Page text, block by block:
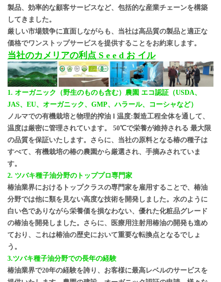
製品、効率的な顧客サービスなど、包括的な産業チェーンを構築
してきました。
厳しい市場競争に直面しながらも、当社は高品質の製品と適正な
価格でワンストップサービスを提供することをお約束します。
当社のカメリアの利点 S e e d お イル
1. オーガニック（野生のものも含む）農園 エコ認証（USDA、
JAS、EU、オーガニック、GMP、ハラール、コーシャなど）
ノルマでの有機栽培と物理的搾油 l 温度:製造工程全体を通して、
温度は厳密に管理されています。 50℃で栄養が維持される 最大限
の品質を保証いたします。さらに、当社の原料となる椿の種子は
すべて、有機栽培の椿の農園から厳選され、手摘みされていま
す。
2. ツバキ種子油分野のトッププロ専門家
椿油業界におけるトップクラスの専門家を雇用することで、椿油
分野では他に類を見ない高度な技術を開発しました。水のように
白い色でありながら栄養価を損なわない、優れた化粧品グレード
の椿油を開発しました。さらに、医療用注射用椿油の開発も進め
ており、これは椿油の歴史において重要な転換点となるでしょ
う。
3.ツバキ種子油分野での長年の経験
椿油業界で20年の経験を誇り、お客様に最高レベルのサービスを